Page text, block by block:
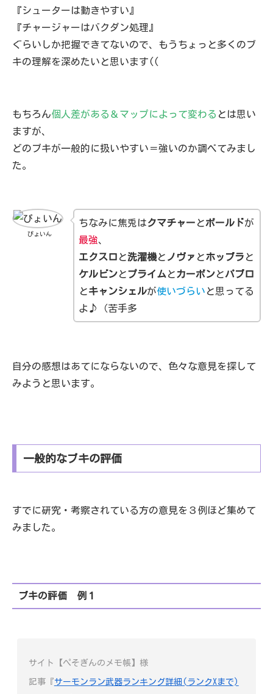
『シューターは動きやすい』
『チャージャーはバクダン処理』
ぐらいしか把握できてないので、もうちょっと多くのブ
キの理解を深めたいと思います((
もちろん個人差がある＆マップによって変わる とは思い
ますが、
どのブキが一般的に扱いやすい＝強いのか調べてみまし
た。
ぴょいん
ちなみに焦兎はクマチャー とボールドが
最強、
エクスロ と洗濯機と ノヴァ とホッブラ と
ケルビンとプライム と カーボンとパブロ
とキャンシェルが使いづらい と思ってる
よ♪（苦手多
自分の感想はあてにならないので、色々な意見を探して
みようと思います。
一般的なブキの評価
すでに研究・考察されている方の意見を３例ほど集めて
みました。
ブキの評価 例１
サイト【ぺそぎんのメモ帳】様
記事『サーモンラン武器ランキング詳細(ランクXまで)